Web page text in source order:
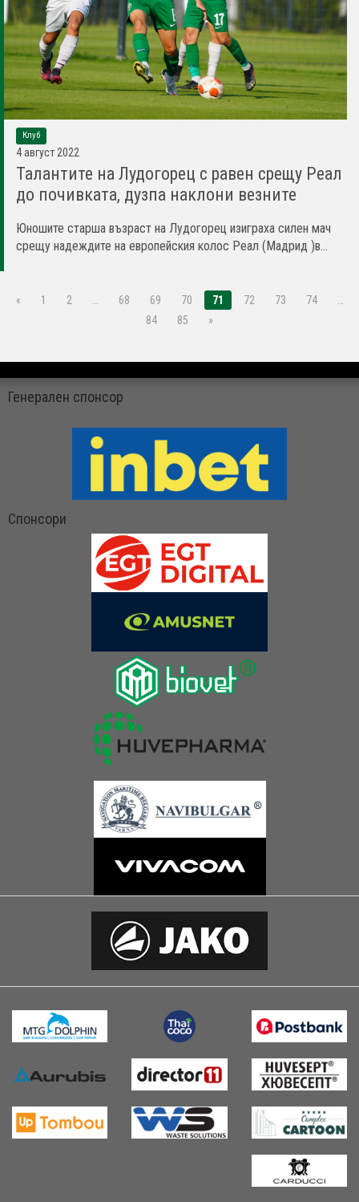
Клуб
4 август 2022
Талантите на Лудогорец с равен срещу Реал
до почивката, дузпа наклони везните
Юношите старша възраст на Лудогорец изиграха силен мач
срещу надеждите на европейския колос Реал (Мадрид )в...
« 1 2 … 68 69 70 71 72 73 74
…
84
85 »
Генерален спонсор
Спонсори